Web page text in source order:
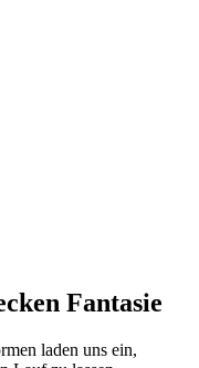
Fantasie
laden uns ein,